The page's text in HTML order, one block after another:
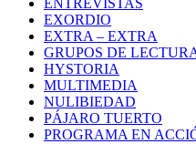
ENTREVISTAS
EXORDIO
EXTRA – EXTRA
GRUPOS DE
HYSTORIA
MULTIMEDIA
NULIBIEDAD
PÁJARO TUERTO
PROGRAMA EN